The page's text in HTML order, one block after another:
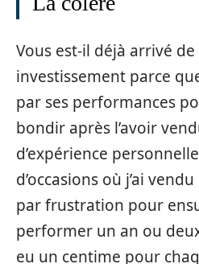
Vous est-il déjà arrivé
investissement parce
par ses performances
bondir après l’avoir
d’expérience
d’occasions où j’ai
par frustration pour
performer un an ou
eu un centime pour